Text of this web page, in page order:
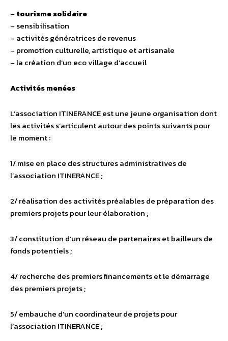
– tourisme solidaire
– sensibilisation
– activités génératrices de revenus
– promotion culturelle, artistique et artisanale
– la création d’un eco village d’accueil
Activités menées
L’association ITINERANCE est une jeune organisation dont
les activités s’articulent autour des points suivants pour
le moment :
1/ mise en place des structures administratives de
l’association ITINERANCE ;
2/ réalisation des activités préalables de préparation des
premiers projets pour leur élaboration ;
3/ constitution d’un réseau de partenaires et bailleurs de
fonds potentiels ;
4/ recherche des premiers financements et le démarrage
des premiers projets ;
5/ embauche d’un coordinateur de projets pour
l’association ITINERANCE ;